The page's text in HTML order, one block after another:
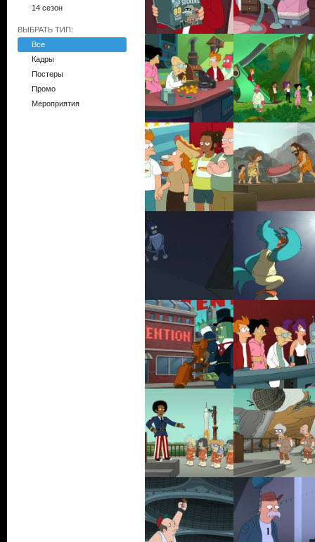
14 сезон
ВЫБРАТЬ ТИП:
Все
Кадры
Постеры
Промо
Мероприятия